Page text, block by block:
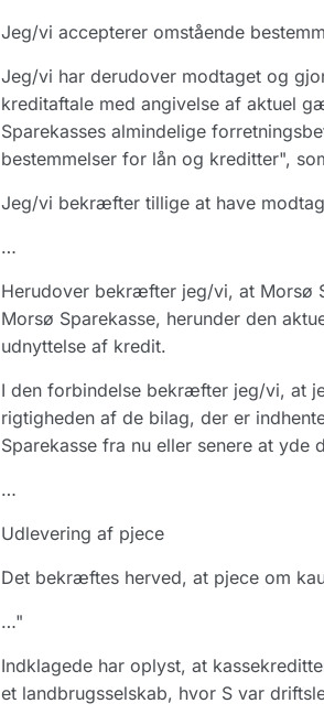
Jeg/vi accepterer omstående
Jeg/vi har derudover modtaget og
kreditaftale med angivelse af aktuel
Sparekasses almindelige
bestemmelser for lån og kreditter",
Jeg/vi bekræfter tillige at have
…
Herudover bekræfter jeg/vi, at Morsø
Morsø Sparekasse, herunder den
udnyttelse af kredit.
I den forbindelse bekræfter jeg/vi, at
rigtigheden af de bilag, der er
Sparekasse fra nu eller senere at yde
…
Udlevering af pjece
Det bekræftes herved, at pjece om
…"
Indklagede har oplyst, at
et landbrugsselskab, hvor S var